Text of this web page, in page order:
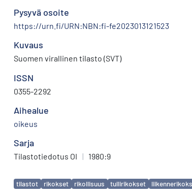
Pysyvä osoite
https://urn.fi/URN:NBN:fi-fe2023013121523
Kuvaus
Suomen virallinen tilasto (SVT)
ISSN
0355-2292
Aihealue
oikeus
Sarja
Tilastotiedotus OI | 1980:9
Avainsanat
tilastot rikokset rikollisuus tullirikokset